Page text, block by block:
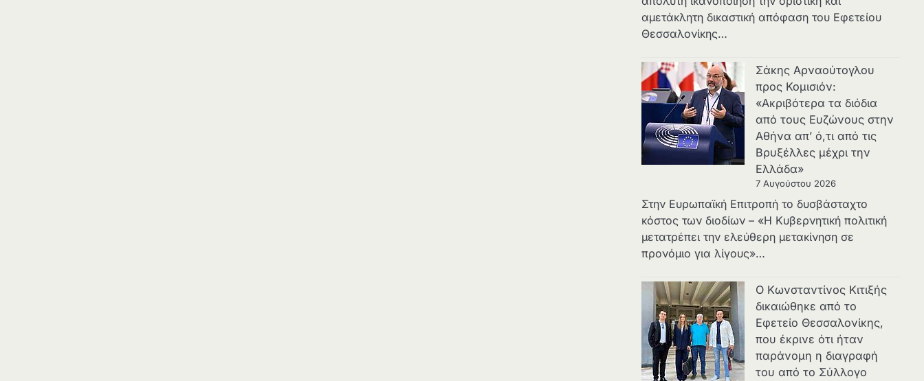
αμετάκλητη δικαστική απόφαση του Εφετείου
Θεσσαλονίκης…
Σάκης Αρναούτογλου
προς Κομισιόν:
«Ακριβότερα τα διόδια
από τους Ευζώνους στην
Αθήνα απ’ ό,τι από τις
Βρυξέλλες μέχρι την
Ελλάδα»
7 Αυγούστου 2026
Στην Ευρωπαϊκή Επιτροπή το δυσβάσταχτο
κόστος των διοδίων – «Η Κυβερνητική πολιτική
μετατρέπει την ελεύθερη μετακίνηση σε
προνόμιο για λίγους»…
Ο Κωνσταντίνος Κιτιξής
δικαιώθηκε από το
Εφετείο Θεσσαλονίκης,
που έκρινε ότι ήταν
παράνομη η διαγραφή
του από το Σύλλογο